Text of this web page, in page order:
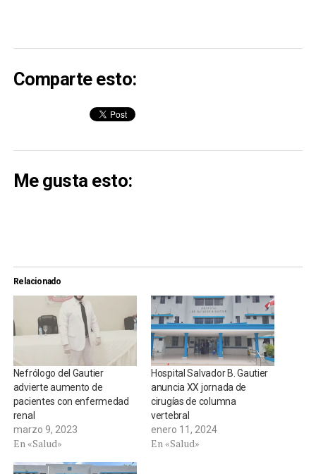
Comparte esto:
Me gusta esto:
Relacionado
Nefrólogo del Gautier
advierte aumento de
pacientes con enfermedad
renal
marzo 9, 2023
En «Salud»
Hospital Salvador B. Gautier
anuncia XX jornada de
cirugías de columna
vertebral
enero 11, 2024
En «Salud»